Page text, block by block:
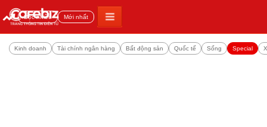
Đọc nhiều Mới nhất
Kinh doanh Tài chính ngân hàng Bất động sản Quốc tế Sống Special